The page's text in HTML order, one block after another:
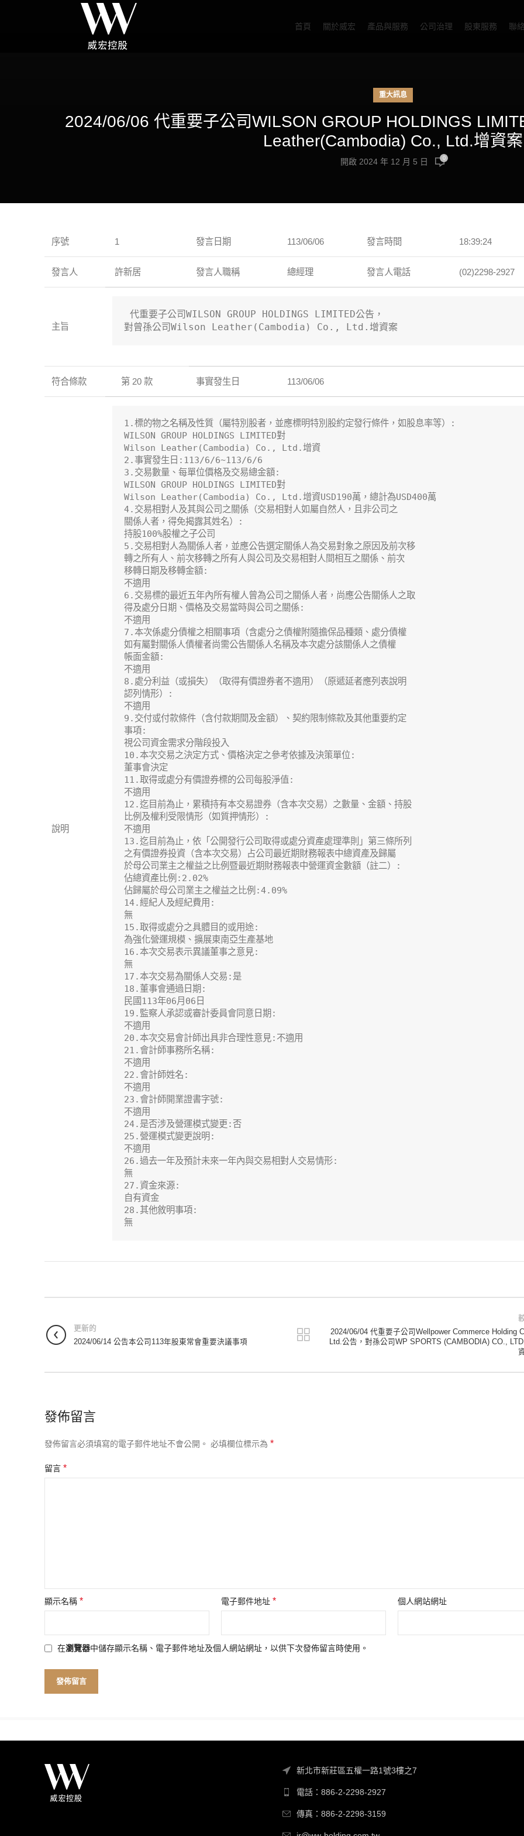
首頁 關於威宏 產品與服務 公司治理 股東服務 聯
重大訊息
2024/06/06 代重要子公司WILSON GROUP HOLDINGS
Leather(Cambodia) Co., Ltd.增資案
開啟 2024 年 12 月 5 日 0
序號 1 發言日期 113/06/06 發言時間 18:39:24
發言人 許新居 發言人職稱 總經理 發言人電話 (02)2298-2927
主旨
代重要子公司WILSON GROUP HOLDINGS LIMITED公告，
對曾孫公司Wilson Leather(Cambodia) Co., Ltd.增資案
符合條款 第 20 款 事實發生日 113/06/06
說明
1.標的物之名稱及性質（屬特別股者，並應標明特別股約定發行條件，如股息率等）:
WILSON GROUP HOLDINGS LIMITED對
Wilson Leather(Cambodia) Co., Ltd.增資
2.事實發生日:113/6/6~113/6/6
3.交易數量、每單位價格及交易總金額:
WILSON GROUP HOLDINGS LIMITED對
Wilson Leather(Cambodia) Co., Ltd.增資USD190萬，總計為USD400萬
4.交易相對人及其與公司之關係（交易相對人如屬自然人，且非公司之
關係人者，得免揭露其姓名）:
持股100%股權之子公司
5.交易相對人為關係人者，並應公告選定關係人為交易對象之原因及前次移
轉之所有人、前次移轉之所有人與公司及交易相對人間相互之關係、前次
移轉日期及移轉金額:
不適用
6.交易標的最近五年內所有權人曾為公司之關係人者，尚應公告關係人之取
得及處分日期、價格及交易當時與公司之關係:
不適用
7.本次係處分債權之相關事項（含處分之債權附隨擔保品種類、處分債權
如有屬對關係人債權者尚需公告關係人名稱及本次處分該關係人之債權
帳面金額:
不適用
8.處分利益（或損失）（取得有價證券者不適用）（原遞延者應列表說明
認列情形）:
不適用
9.交付或付款條件（含付款期間及金額）、契約限制條款及其他重要約定
事項:
視公司資金需求分階段投入
10.本次交易之決定方式、價格決定之參考依據及決策單位:
董事會決定
11.取得或處分有價證券標的公司每股淨值:
不適用
12.迄目前為止，累積持有本交易證券（含本次交易）之數量、金額、持股
比例及權利受限情形（如質押情形）:
不適用
13.迄目前為止，依「公開發行公司取得或處分資產處理準則」第三條所列
之有價證券投資（含本次交易）占公司最近期財務報表中總資產及歸屬
於母公司業主之權益之比例暨最近期財務報表中營運資金數額（註二）:
佔總資產比例:2.02%
佔歸屬於母公司業主之權益之比例:4.09%
14.經紀人及經紀費用:
無
15.取得或處分之具體目的或用途:
為強化營運規模、擴展東南亞生產基地
16.本次交易表示異議董事之意見:
無
17.本次交易為關係人交易:是
18.董事會通過日期:
民國113年06月06日
19.監察人承認或審計委員會同意日期:
不適用
20.本次交易會計師出具非合理性意見:不適用
21.會計師事務所名稱:
不適用
22.會計師姓名:
不適用
23.會計師開業證書字號:
不適用
24.是否涉及營運模式變更:否
25.營運模式變更說明:
不適用
26.過去一年及預計未來一年內與交易相對人交易情形:
無
27.資金來源:
自有資金
28.其他敘明事項:
無
更新的
2024/06/14 公告本公司113年股東常會重要決議事項
2024/06/04 代重要子公司Wellpower Commerce Holding
Ltd.公告，對孫公司WP SPORTS (CAMBODIA) CO.,
發佈留言
發佈留言必須填寫的電子郵件地址不會公開。 必填欄位標示為 *
留言 *
顯示名稱 * 電子郵件地址* 個人網站網址
在瀏覽器中儲存顯示名稱、電子郵件地址及個人網站網址，以供下次發佈留言時使用。
新北市新莊區五權一路1號3樓之7
電話：886-2-2298-2927
傳真：886-2-2298-3159